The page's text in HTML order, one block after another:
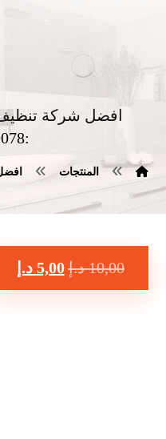
افضل شركة
:0568199078
المنتجات
10,00 د.إ 5,00 د.إ